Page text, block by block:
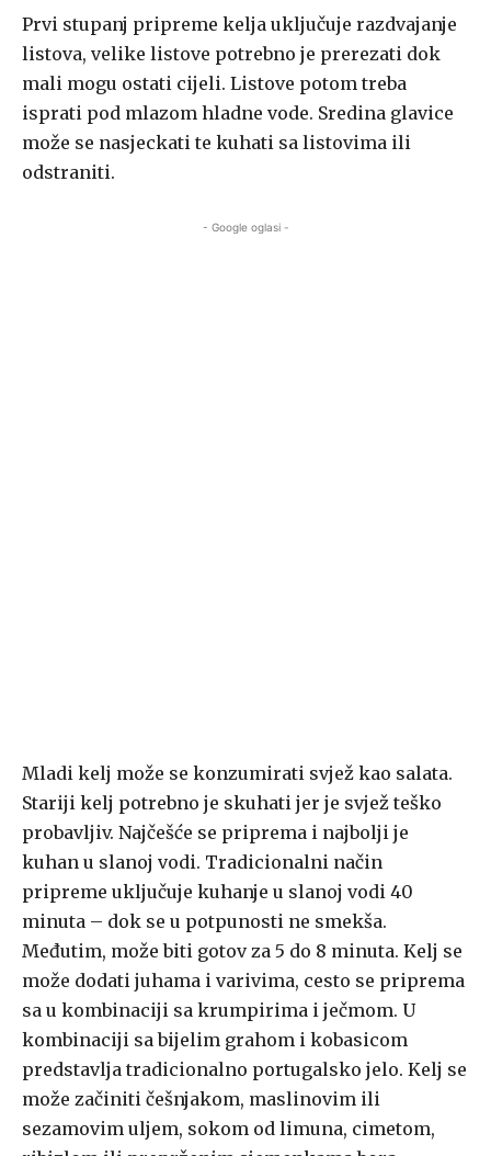
Prvi stupanj pripreme kelja uključuje razdvajanje
listova, velike listove potrebno je prerezati dok
mali mogu ostati cijeli. Listove potom treba
isprati pod mlazom hladne vode. Sredina glavice
može se nasjeckati te kuhati sa listovima ili
odstraniti.
- Google oglasi -
Mladi kelj može se konzumirati svjež kao salata.
Stariji kelj potrebno je skuhati jer je svjež teško
probavljiv. Najčešće se priprema i najbolji je
kuhan u slanoj vodi. Tradicionalni način
pripreme uključuje kuhanje u slanoj vodi 40
minuta – dok se u potpunosti ne smekša.
Međutim, može biti gotov za 5 do 8 minuta. Kelj se
može dodati juhama i varivima, cesto se priprema
sa u kombinaciji sa krumpirima i ječmom. U
kombinaciji sa bijelim grahom i kobasicom
predstavlja tradicionalno portugalsko jelo. Kelj se
može začiniti češnjakom, maslinovim ili
sezamovim uljem, sokom od limuna, cimetom,